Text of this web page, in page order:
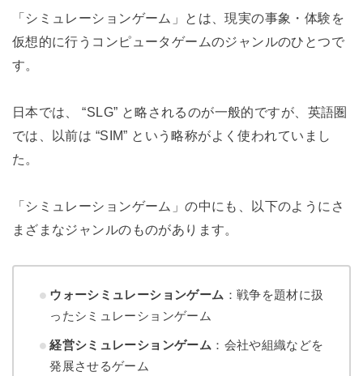
「シミュレーションゲーム」とは、現実の事象・体験を
仮想的に行うコンピュータゲームのジャンルのひとつで
す。
日本では、 “SLG” と略されるのが一般的ですが、英語圏
では、以前は “SIM” という略称がよく使われていまし
た。
「シミュレーションゲーム」の中にも、以下のようにさ
まざまなジャンルのものがあります。
ウォーシミュレーションゲーム ：戦争を題材に扱
ったシミュレーションゲーム
経営シミュレーションゲーム ：会社や組織などを
発展させるゲーム